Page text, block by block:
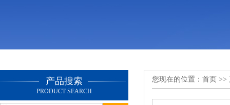
产品搜索
PRODUCT SEARCH
您现在的位置： 首页 >>